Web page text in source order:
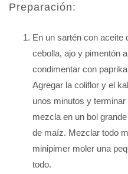
Preparación:
En un sartén con aceite
cebolla, ajo y pimentón
condimentar con
Agregar la coliflor y el
unos minutos y
mezcla en un bol
de maíz. Mezclar todo
minipimer moler una
todo.